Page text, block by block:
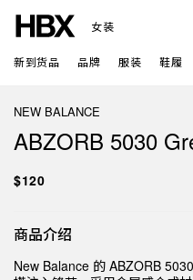
女装
新到货品 品牌 服装 鞋履
NEW BALANCE
ABZORB 5030
$120
商品介绍
New Balance 的 ABZORB